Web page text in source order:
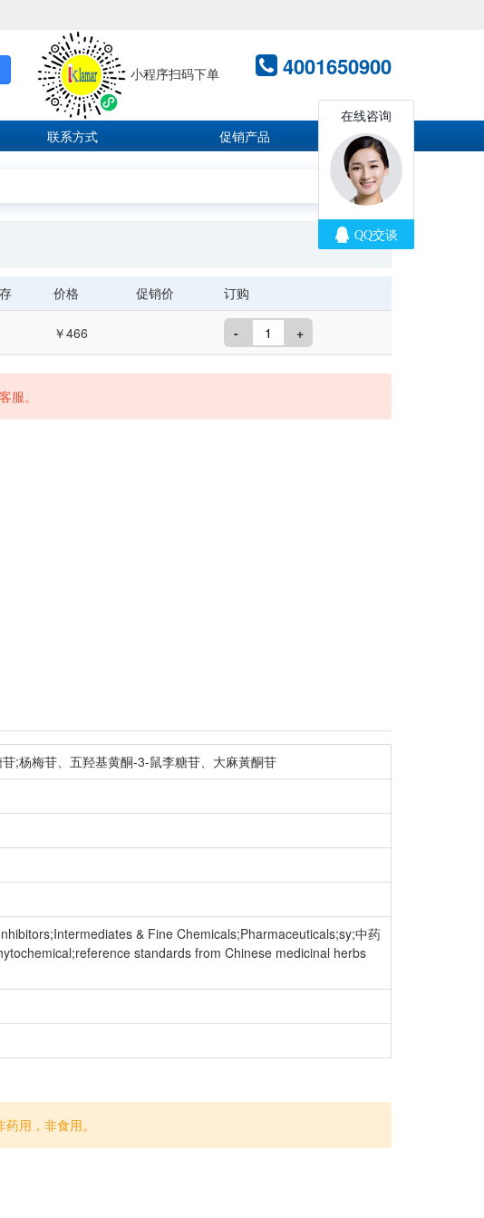
小程序扫码下单 4001650900
联系方式 促销产品
价格 促销价 订购
￥466 - +
服。
;杨梅苷、五羟基黄酮-3-鼠李糖苷、大麻黃酮苷
& Fine Chemicals;Pharmaceuticals;sy;中药
standards from Chinese medicinal herbs
用，非食用。